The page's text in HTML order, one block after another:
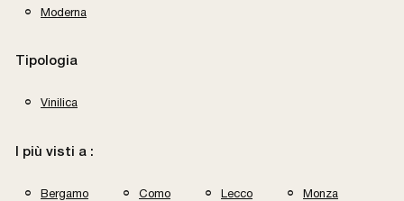
Moderna
Tipologia
Vinilica
I più visti a :
Bergamo Como Lecco Monza